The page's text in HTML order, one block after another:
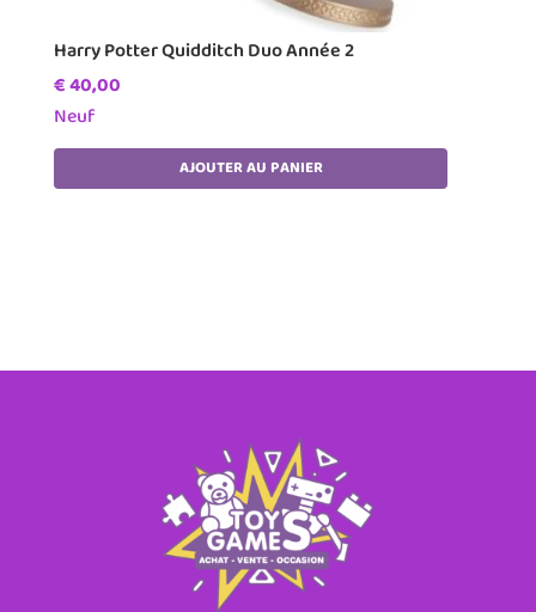
Harry Potter Quidditch Duo Année 2
€40,00
Neuf
AJOUTER AU PANIER